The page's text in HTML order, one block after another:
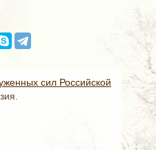
сил Российской